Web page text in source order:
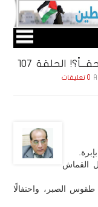
الحلقة ١٠7
0 تعليقات
القماش
الصبر، واحتفالًا